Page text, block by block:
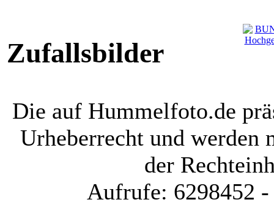
Zufallsbilder
Die auf Hummelfoto.de
Urheberrecht und werden
der
Aufrufe: 6298452